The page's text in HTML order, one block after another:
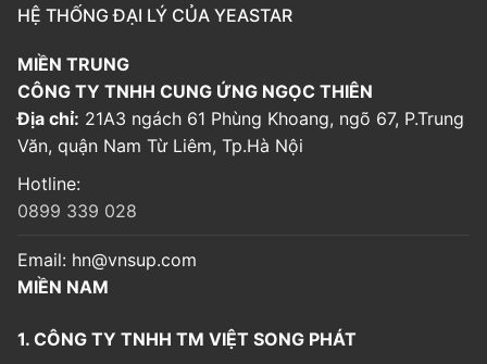
HỆ THỐNG ĐẠI LÝ CỦA YEASTAR
MIỀN TRUNG
CÔNG TY TNHH CUNG ỨNG NGỌC THIÊN
Địa chỉ: 21A3 ngách 61 Phùng Khoang, ngõ 67, P.Trung
Văn, quận Nam Từ Liêm, Tp.Hà Nội
Hotline:
0899 339 028
Email: hn@vnsup.com
MIỀN NAM
1. CÔNG TY TNHH TM VIỆT SONG PHÁT